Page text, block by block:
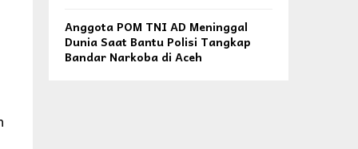
Anggota POM TNI AD Meninggal
Dunia Saat Bantu Polisi Tangkap
Bandar Narkoba di Aceh